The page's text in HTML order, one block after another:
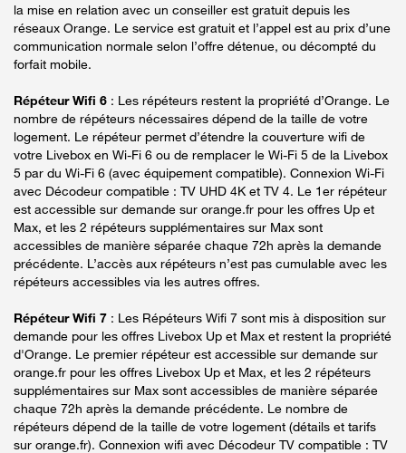
la mise en relation avec un conseiller est gratuit depuis les
réseaux Orange. Le service est gratuit et l’appel est au prix d’une
communication normale selon l’offre détenue, ou décompté du
forfait mobile.
Répéteur Wifi 6 : Les répéteurs restent la propriété d’Orange. Le
nombre de répéteurs nécessaires dépend de la taille de votre
logement. Le répéteur permet d’étendre la couverture wifi de
votre Livebox en Wi-Fi 6 ou de remplacer le Wi-Fi 5 de la Livebox
5 par du Wi-Fi 6 (avec équipement compatible). Connexion Wi-Fi
avec Décodeur compatible : TV UHD 4K et TV 4. Le 1er répéteur
est accessible sur demande sur orange.fr pour les offres Up et
Max, et les 2 répéteurs supplémentaires sur Max sont
accessibles de manière séparée chaque 72h après la demande
précédente. L’accès aux répéteurs n’est pas cumulable avec les
répéteurs accessibles via les autres offres.
Répéteur Wifi 7 : Les Répéteurs Wifi 7 sont mis à disposition sur
demande pour les offres Livebox Up et Max et restent la propriété
d'Orange. Le premier répéteur est accessible sur demande sur
orange.fr pour les offres Livebox Up et Max, et les 2 répéteurs
supplémentaires sur Max sont accessibles de manière séparée
chaque 72h après la demande précédente. Le nombre de
répéteurs dépend de la taille de votre logement (détails et tarifs
sur orange.fr). Connexion wifi avec Décodeur TV compatible : TV